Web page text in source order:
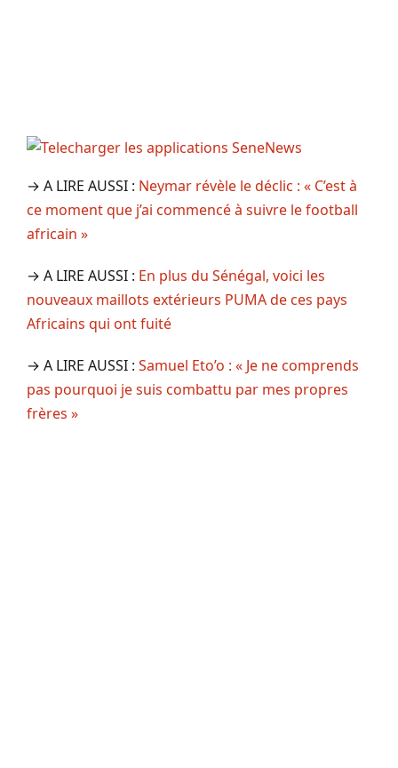
→ A LIRE AUSSI : Neymar révèle le déclic : « C’est à
ce moment que j’ai commencé à suivre le football
africain »
→ A LIRE AUSSI : En plus du Sénégal, voici les
nouveaux maillots extérieurs PUMA de ces pays
Africains qui ont fuité
→ A LIRE AUSSI : Samuel Eto’o : « Je ne comprends
pas pourquoi je suis combattu par mes propres
frères »